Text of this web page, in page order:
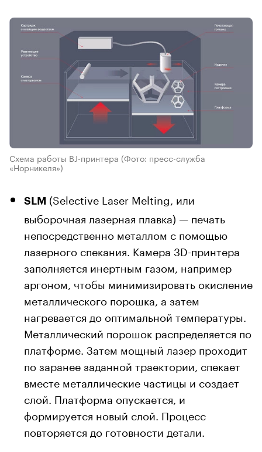
Схема работы BJ-принтера (Фото: пресс-служба
«Норникеля»)
SLM (Selective Laser Melting, или
выборочная лазерная плавка) — печать
непосредственно металлом с помощью
лазерного спекания. Камера 3D-принтера
заполняется инертным газом, например
аргоном, чтобы минимизировать окисление
металлического порошка, а затем
нагревается до оптимальной температуры.
Металлический порошок распределяется по
платформе. Затем мощный лазер проходит
по заранее заданной траектории, спекает
вместе металлические частицы и создает
слой. Платформа опускается, и
формируется новый слой. Процесс
повторяется до готовности детали.